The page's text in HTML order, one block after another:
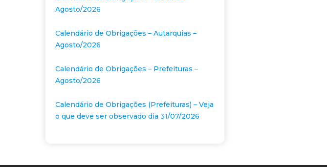
Agosto/2026
Calendário de Obrigações – Autarquias –
Agosto/2026
Calendário de Obrigações – Prefeituras –
Agosto/2026
Calendário de Obrigações (Prefeituras) – Veja
o que deve ser observado dia 31/07/2026